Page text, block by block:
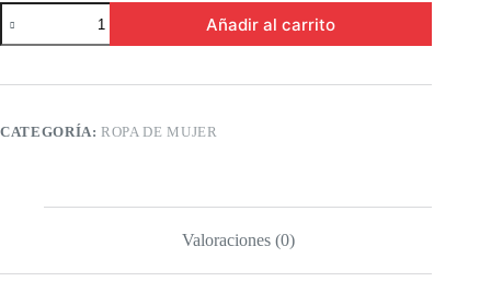
TOP
con
volantes
lazo
Purpura
Añadir al carrito
CATEGORÍA:ROPA DE MUJER
Valoraciones (0)